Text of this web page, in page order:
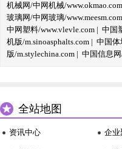
机械网/中网机械/www.okmao.com
玻璃网/中网玻璃/www.meesm.com
中网塑料/www.vlevle.com | 中国
机版/m.sinoasphalts.com | 中国体
版/m.stylechina.com | 中国信息
全站地图
资讯中心 企业